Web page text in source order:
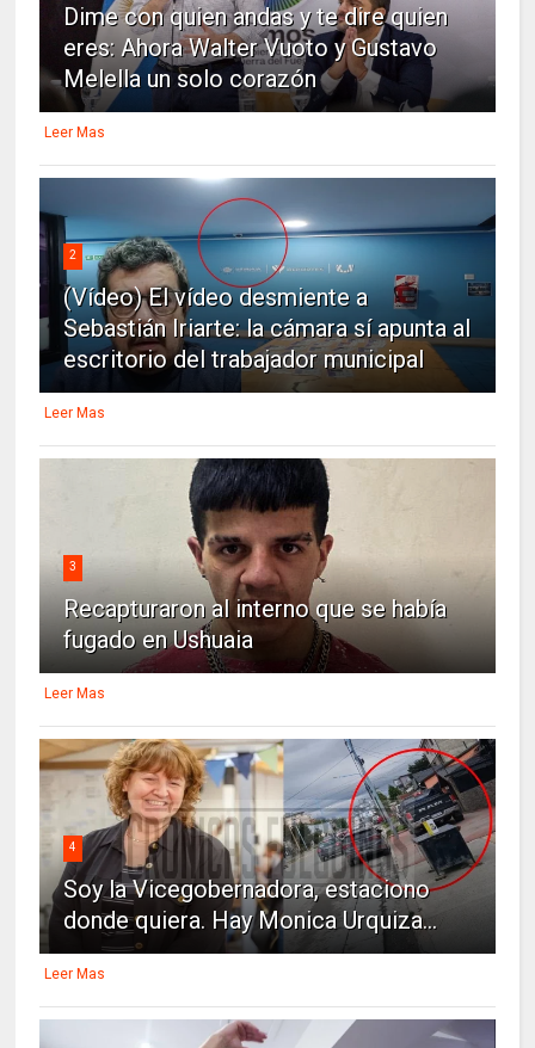
Dime con quien andas y te dire quien
eres: Ahora Walter Vuoto y Gustavo
Melella un solo corazón
Leer Mas
2
(Vídeo) El vídeo desmiente a
Sebastián Iriarte: la cámara sí apunta al
escritorio del trabajador municipal
Leer Mas
3
Recapturaron al interno que se había
fugado en Ushuaia
Leer Mas
4
Soy la Vicegobernadora, estaciono
donde quiera. Hay Monica Urquiza...
Leer Mas